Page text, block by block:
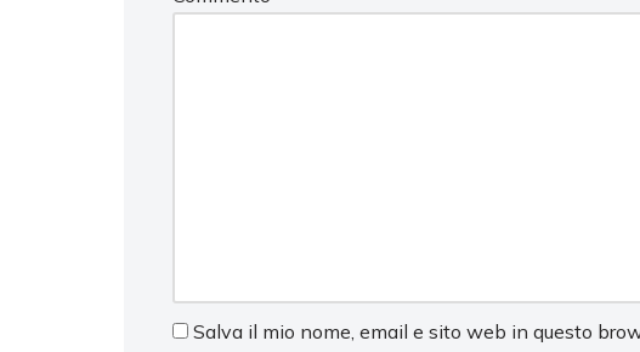
Salva il mio nome, email e sito web in questo